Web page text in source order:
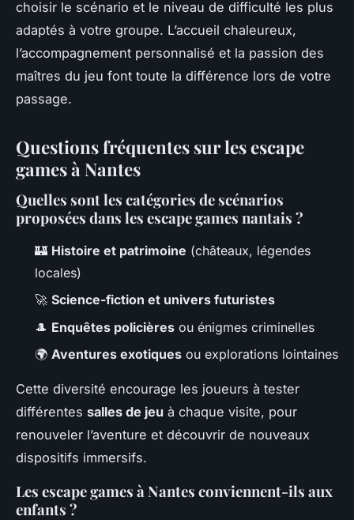
choisir le scénario et le niveau de difficulté les plus
adaptés à votre groupe. L’accueil chaleureux,
l’accompagnement personnalisé et la passion des
maîtres du jeu font toute la différence lors de votre
passage.
Questions fréquentes sur les escape
games à Nantes
Quelles sont les catégories de scénarios
proposées dans les escape games nantais ?
🏰 Histoire et patrimoine (châteaux, légendes
locales)
🚀 Science-fiction et univers futuristes
🎩 Enquêtes policières ou énigmes criminelles
🌍 Aventures exotiques ou explorations lointaines
Cette diversité encourage les joueurs à tester
différentes salles de jeu à chaque visite, pour
renouveler l’aventure et découvrir de nouveaux
dispositifs immersifs.
Les escape games à Nantes conviennent-ils aux
enfants ?